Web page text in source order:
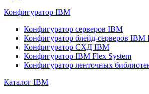
Конфигуратор IBM
Конфигуратор серверов IBM
Конфигуратор блейд-серверов IBM
Конфигуратор СХД IBM
Конфигуратор IBM Flex System
Конфигуратор ленточных
Каталог IBM